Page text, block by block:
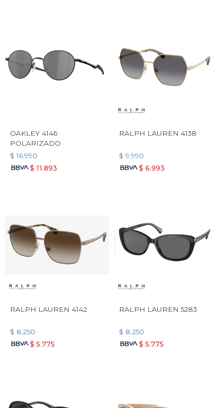
OAKLEY 4146
POLARIZADO
$ 16.990
$ 11.893
RALPH LAUREN 4138
$ 9.990
$ 6.993
RALPH LAUREN 4142
$ 8.250
$ 5.775
RALPH LAUREN 5283
$ 8.250
$ 5.775